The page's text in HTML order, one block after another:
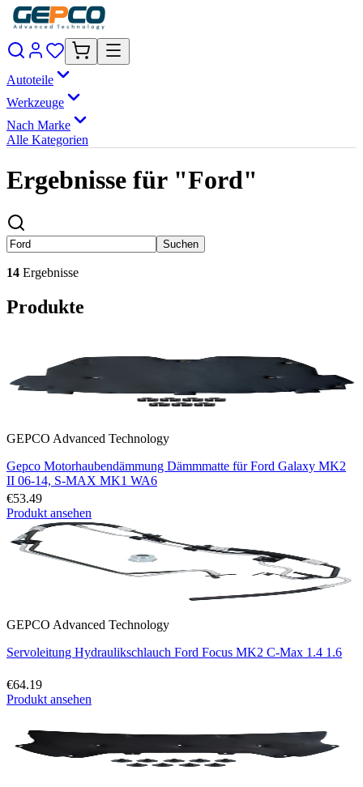
Autoteile
Werkzeuge
Nach Marke
Alle Kategorien
Ergebnisse für "Ford"
Suchen
14 Ergebnisse
Produkte
GEPCO Advanced Technology
Gepco Motorhaubendämmung Dämmmatte für Ford Galaxy MK2
II 06-14, S-MAX MK1 WA6
€53.49
Produkt ansehen
GEPCO Advanced Technology
Servoleitung Hydraulikschlauch Ford Focus MK2 C-Max 1.4 1.6
€64.19
Produkt ansehen